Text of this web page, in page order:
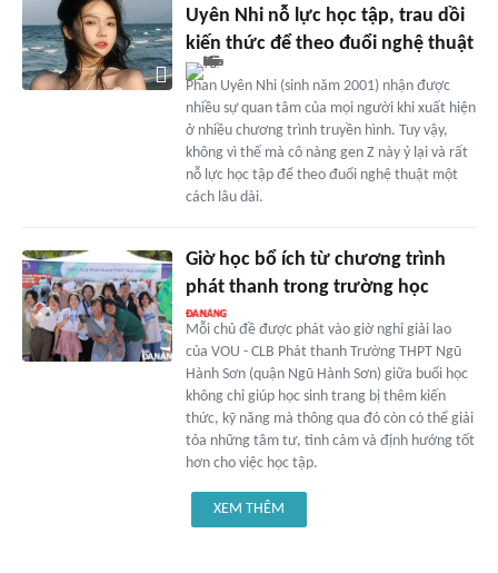
Uyên Nhi nỗ lực học tập, trau dồi
kiến thức để theo đuổi nghệ thuật
Phan Uyên Nhi (sinh năm 2001) nhận được
nhiều sự quan tâm của mọi người khi xuất hiện
ở nhiều chương trình truyền hình. Tuy vậy,
không vì thế mà cô nàng gen Z này ỷ lại và rất
nỗ lực học tập để theo đuổi nghệ thuật một
cách lâu dài.
Giờ học bổ ích từ chương trình
phát thanh trong trường học
Mỗi chủ đề được phát vào giờ nghỉ giải lao
của VOU - CLB Phát thanh Trường THPT Ngũ
Hành Sơn (quận Ngũ Hành Sơn) giữa buổi học
không chỉ giúp học sinh trang bị thêm kiến
thức, kỹ năng mà thông qua đó còn có thể giải
tỏa những tâm tư, tình cảm và định hướng tốt
hơn cho việc học tập.
XEM THÊM